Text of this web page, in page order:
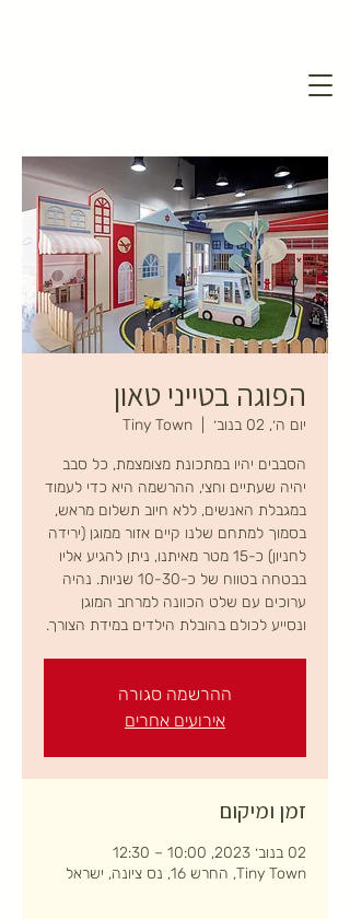
הפוגה בטייני טאון
יום ה׳, 02 בנוב׳ Tiny Town
הסבבים יהיו במתכונת מצומצמת, כל סבב
יהיה שעתיים וחצי, ההרשמה היא כדי לעמוד
במגבלת האנשים, ללא חיוב תשלום מראש,
בסמוך למתחם שלנו קיים אזור ממוגן (ירידה
לחניון) כ-15 מטר מאיתנו, ניתן להגיע אליו
בבטחה בטווח של כ-10-30 שניות. נהיה
ערוכים עם שלט הכוונה למרחב המוגן
ונסייע לכולם בהובלת הילדים במידת הצורך.
ההרשמה סגורה
אירועים אחרים
זמן ומיקום
02 בנוב׳ 2023, 10:00 – 12:30
Tiny Town, החרש 16, נס ציונה, ישראל